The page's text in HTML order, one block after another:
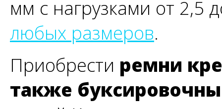
мм с нагрузками от 2,5
любых размеров.
Приобрести ремни
также